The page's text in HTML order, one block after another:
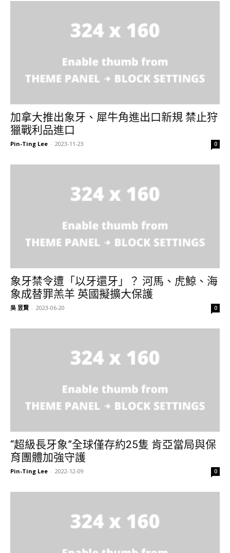
加拿大推出象牙、犀牛角進出口新規 禁止狩
獵戰利品進口
Pin-Ting Lee - 2023-11-23 0
象牙禁令遭「以牙還牙」？ 河馬、虎鯨、海
象成替罪羔羊 英國擬擴大保護
吳 昱賢 - 2023-06-20 0
“超級長牙象”全球僅存約25隻 肯亞當局與保
育團體加強守護
Pin-Ting Lee - 2022-12-09 0